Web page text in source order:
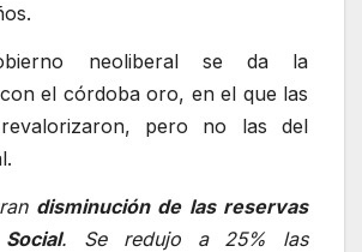
neoliberal se da la
el córdoba oro, en el que las
pero no las del
disminución de las reservas
. Se redujo a 25% las